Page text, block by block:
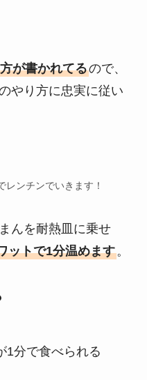
が書かれてるので、
やり方に忠実に従い
ンチンでいきます！
んを耐熱皿に乗せ
ットで1分温めます。
1分で食べられる